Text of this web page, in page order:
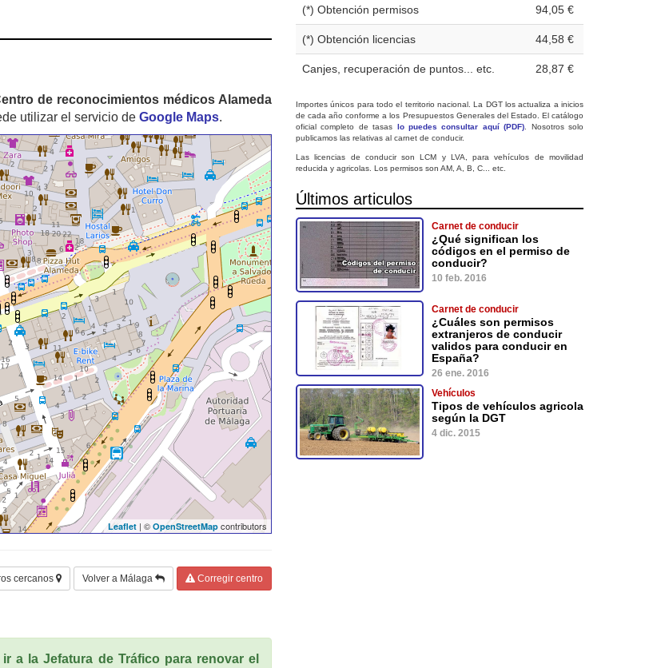
de reconocimientos médicos Alameda
utilizar el servicio de Google Maps.
Leaflet | © OpenStreetMap contributors
cercanos Volver a Málaga Corregir centro
a la Jefatura de Tráfico para renovar el
(*) Obtención permisos 94,05 €
(*) Obtención licencias 44,58 €
Canjes, recuperación de puntos... etc. 28,87 €
Importes únicos para todo el territorio nacional. La DGT los actualiza a inicios
de cada año conforme a los Presupuestos Generales del Estado. El catálogo
oficial completo de tasas lo puedes consultar aquí (PDF) . Nosotros solo
publicamos las relativas al carnet de conducir.
Las licencias de conducir son LCM y LVA, para vehículos de movilidad
reducida y agricolas. Los permisos son AM, A, B, C... etc.
Últimos articulos
Carnet de conducir
¿Qué significan los
códigos en el permiso de
conducir?
10 feb. 2016
Carnet de conducir
¿Cuáles son permisos
extranjeros de conducir
validos para conducir en
España?
26 ene. 2016
Vehículos
Tipos de vehículos agricola
según la DGT
4 dic. 2015